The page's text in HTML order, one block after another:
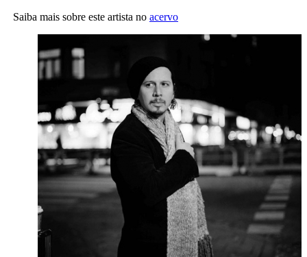
Saiba mais sobre este artista no acervo